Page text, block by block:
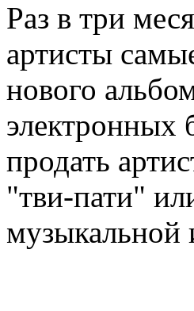
Раз в три
артисты
нового
электронных
продать
"тви-пати"
музыкальной